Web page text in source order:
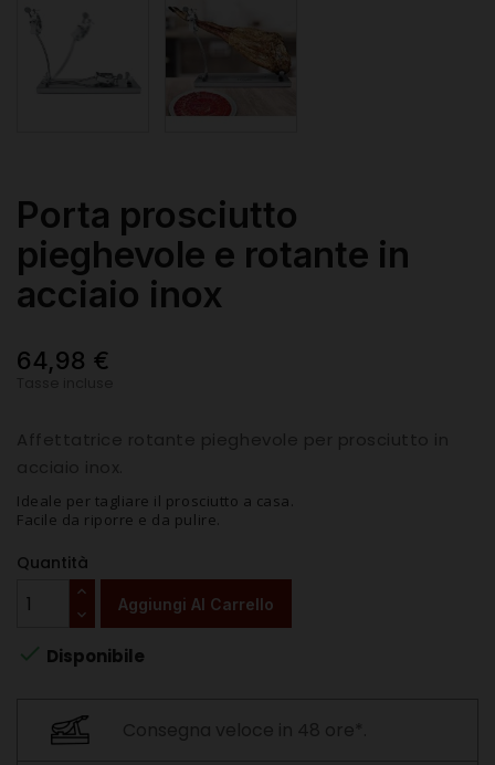
Porta prosciutto
pieghevole e rotante in
acciaio inox
64,98 €
Ideale per tagliare il prosciutto a casa.
Facile da riporre e da pulire.
Quantità
Aggiungi Al Carrello
 Disponibile